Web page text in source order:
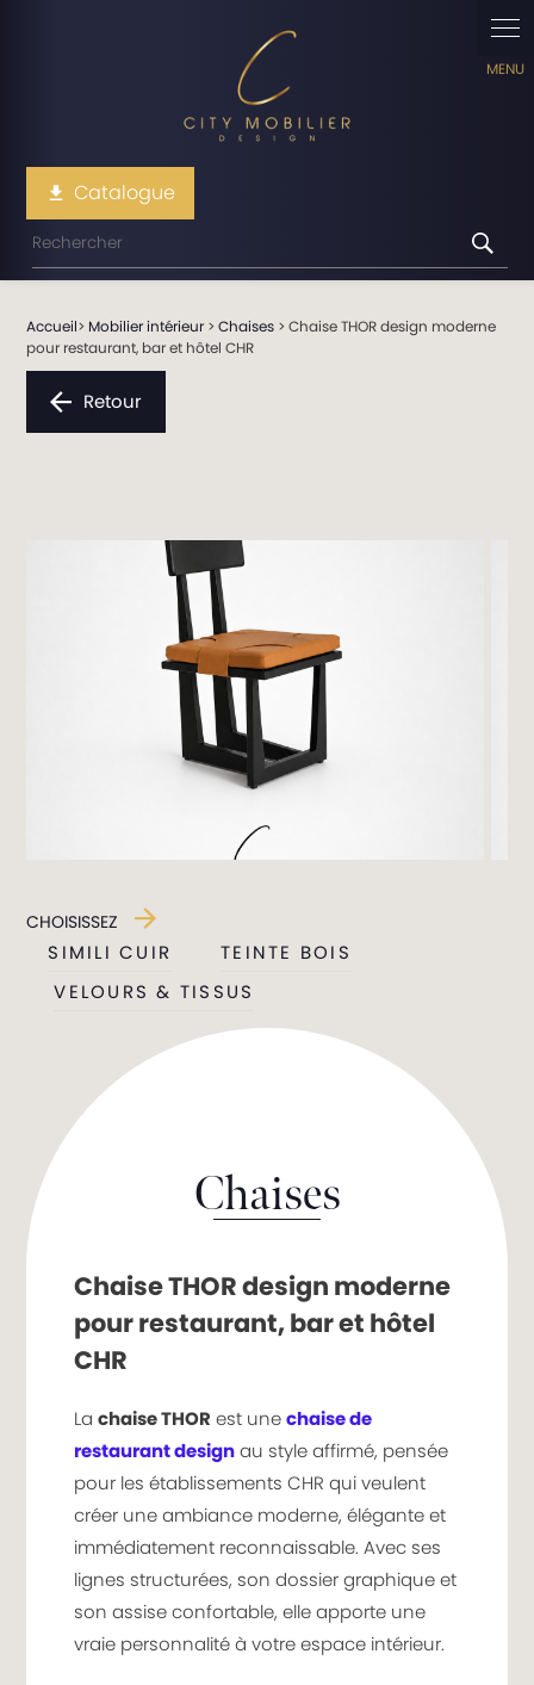
file_download Catalogue
Accueil> Mobilier intérieur >Chaises > Chaise THOR design moderne
pour restaurant, bar et hôtel CHR
Retour
CHOISISSEZ
SIMILI CUIR
TEINTE BOIS
VELOURS & TISSUS
Chaises
Chaise THOR design moderne
pour restaurant, bar et hôtel
CHR
Lachaise THOR est unechaise de
restaurant designau style affirmé, pensée
pour les établissements CHR qui veulent
créer une ambiance moderne, élégante et
immédiatement reconnaissable. Avec ses
lignes structurées, son dossier graphique et
son assise confortable, elle apporte une
vraie personnalité à votre espace intérieur.